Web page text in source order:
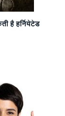
है हर्नियेटेड